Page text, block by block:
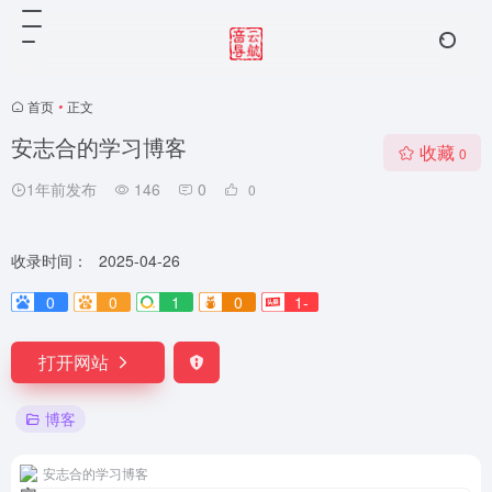
首页 • 正文
安志合的学习博客
1年前发布 146 0 0
收藏 0
收录时间：
2025-04-26
0
0 1 0 1-
打开网站
博客
安志合的学习博客